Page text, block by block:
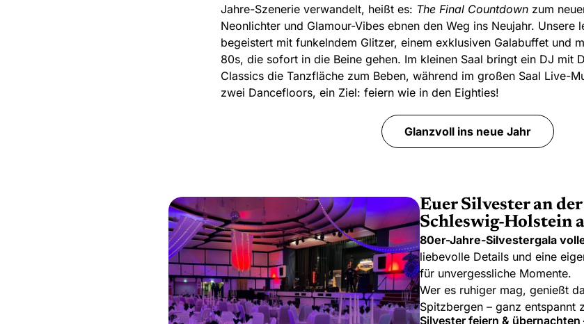
Jahre-Szenerie verwandelt, heißt es: The Final Countdownzum
Neonlichter und Glamour-Vibes ebnen den Weg ins Neujahr. Unsere
begeistert mit funkelndem Glitzer, einem exklusiven Galabuffet und
80s, die sofort in die Beine gehen. Im kleinen Saal bringt ein DJ mit
Classics die Tanzfläche zum Beben, während im großen Saal Live-
zwei Dancefloors, ein Ziel: feiern wie in den Eighties!
Glanzvoll ins neue Jahr
Euer Silvester an der
Schleswig-Holstein
80er-Jahre-Silvestergala
liebevolle Details und eine
für unvergessliche Momente.
Wer es ruhiger mag, genießt
Spitzbergen – ganz entspannt
Silvester feiern &